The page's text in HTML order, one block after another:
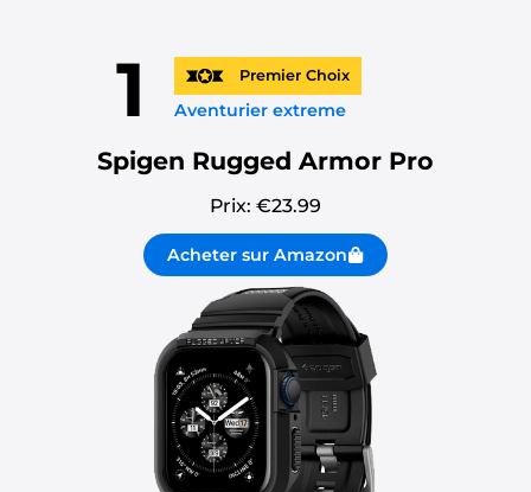
1 Premier Choix
Aventurier extreme
Spigen Rugged Armor Pro
Prix: €23.99
Acheter sur Amazon